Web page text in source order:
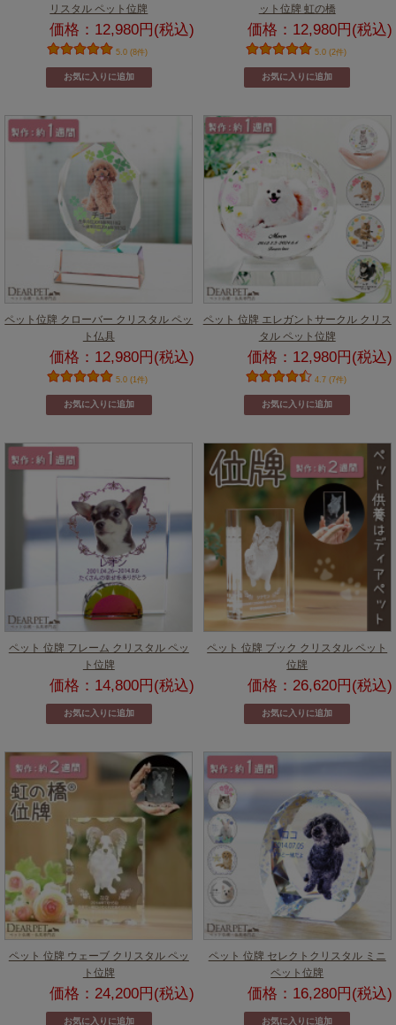
リスタル ペット位牌
価格：12,980円(税込)
5.0 (8件)
ット位牌 虹の橋
価格：12,980円(税込)
5.0 (2件)
ペット位牌 クローバー クリスタル ペッ
ト仏具
価格：12,980円(税込)
5.0 (1件)
ペット 位牌 エレガントサークル クリス
タル ペット位牌
価格：12,980円(税込)
4.7 (7件)
ペット 位牌 フレーム クリスタル ペッ
ト位牌
価格：14,800円(税込)
ペット 位牌 ブック クリスタル ペット
位牌
価格：26,620円(税込)
ペット 位牌 ウェーブ クリスタル ペッ
ト位牌
価格：24,200円(税込)
ペット 位牌 セレクトクリスタル ミニ
ペット位牌
価格：16,280円(税込)